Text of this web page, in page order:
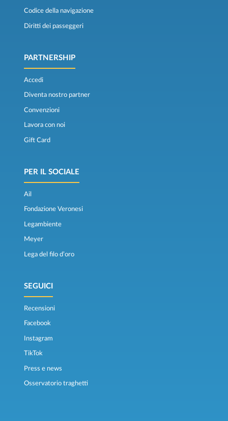
Codice della navigazione
Diritti dei passeggeri
PARTNERSHIP
Accedi
Diventa nostro partner
Convenzioni
Lavora con noi
Gift Card
PER IL SOCIALE
Ail
Fondazione Veronesi
Legambiente
Meyer
Lega del filo d’oro
SEGUICI
Recensioni
Facebook
Instagram
TikTok
Press e news
Osservatorio traghetti